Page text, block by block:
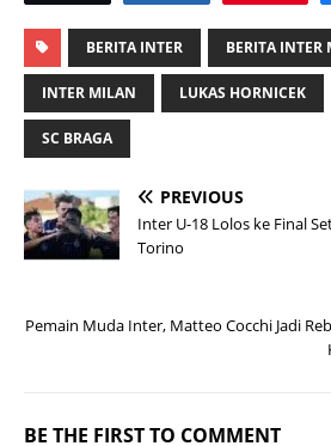
BERITA INTER BERITA INTER
INTER MILAN LUKAS HORNICEK
SC BRAGA
PREVIOUS
Inter U-18 Lolos ke Final
Torino
Pemain Muda Inter, Matteo Cocchi Jadi
BE THE FIRST TO COMMENT